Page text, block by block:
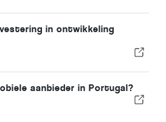
in ontwikkeling
aanbieder in Portugal?